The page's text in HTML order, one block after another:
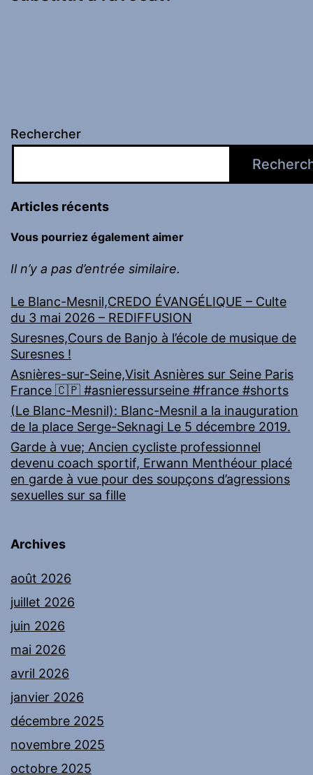
Rechercher
Articles récents
Vous pourriez également aimer
Il n’y a pas d’entrée similaire.
Le Blanc-Mesnil,CREDO ÉVANGÉLIQUE – Culte
du 3 mai 2026 – REDIFFUSION
Suresnes,Cours de Banjo à l’école de musique de
Suresnes !
Asnières-sur-Seine,Visit Asnières sur Seine Paris
France 🇨🇵 #asnieressurseine #france #shorts
(Le Blanc-Mesnil): Blanc-Mesnil a la inauguration
de la place Serge-Seknagi Le 5 décembre 2019.
Garde à vue; Ancien cycliste professionnel
devenu coach sportif, Erwann Menthéour placé
en garde à vue pour des soupçons d’agressions
sexuelles sur sa fille
Archives
août 2026
juillet 2026
juin 2026
mai 2026
avril 2026
janvier 2026
décembre 2025
novembre 2025
octobre 2025